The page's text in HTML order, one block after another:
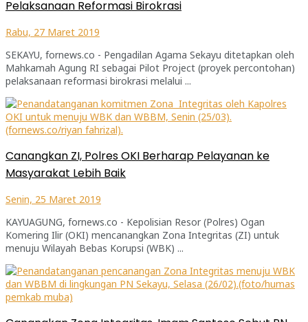
Pelaksanaan Reformasi Birokrasi
Rabu, 27 Maret 2019
SEKAYU, fornews.co - Pengadilan Agama Sekayu ditetapkan oleh
Mahkamah Agung RI sebagai Pilot Project (proyek percontohan)
pelaksanaan reformasi birokrasi melalui ...
Canangkan ZI, Polres OKI Berharap Pelayanan ke
Masyarakat Lebih Baik
Senin, 25 Maret 2019
KAYUAGUNG, fornews.co - Kepolisian Resor (Polres) Ogan
Komering Ilir (OKI) mencanangkan Zona Integritas (ZI) untuk
menuju Wilayah Bebas Korupsi (WBK) ...